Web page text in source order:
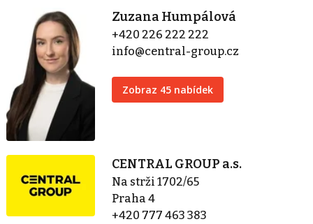
Zuzana Humpálová
+420 226 222 222
info@central-group.cz
Zobraz 45 nabídek
CENTRAL GROUP a.s.
Na strži 1702/65
Praha 4
+420 777 463 383